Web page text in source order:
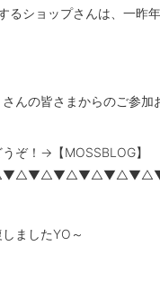
るショップさんは、一昨
んの皆さまからのご参加
うぞ！→【MOSSBLOG】
気温
ましたYO～